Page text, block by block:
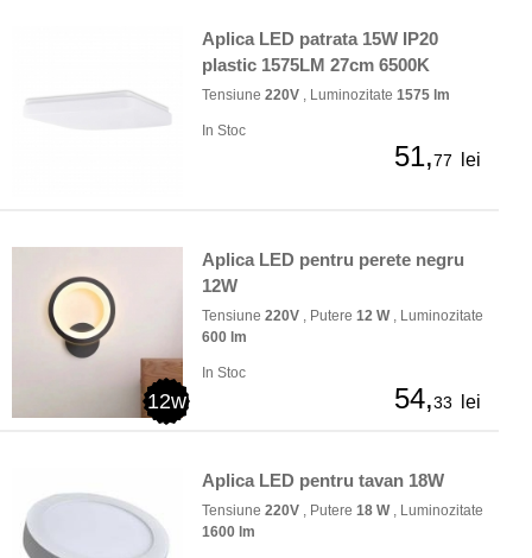
Aplica LED patrata 15W IP20
plastic 1575LM 27cm 6500K
Tensiune 220V , Luminozitate 1575 lm
In Stoc
51,77 lei
12w
Aplica LED pentru perete negru
12W
Tensiune 220V , Putere 12 W, Luminozitate
600 lm
In Stoc
54,33 lei
Aplica LED pentru tavan 18W
Tensiune 220V , Putere 18 W, Luminozitate
1600 lm